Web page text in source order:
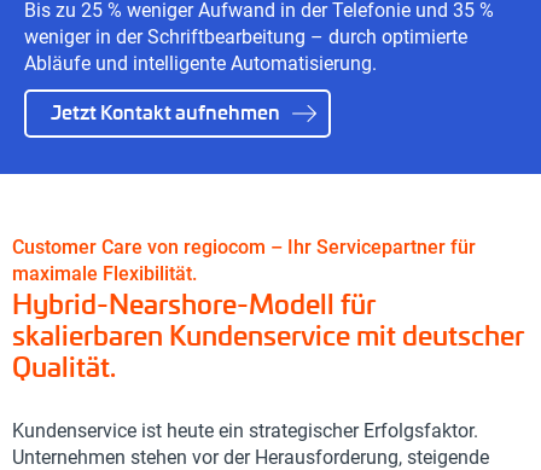
Bis zu 25 % weniger Aufwand in der Telefonie und 35 %
weniger in der Schriftbearbeitung – durch optimierte
Abläufe und intelligente Automatisierung.
Jetzt Kontakt aufnehmen
Customer Care von regiocom – Ihr Servicepartner für
maximale Flexibilität.
Hybrid-Nearshore-Modell für
skalierbaren Kundenservice mit deutscher
Qualität.
Kundenservice ist heute ein strategischer Erfolgsfaktor.
Unternehmen stehen vor der Herausforderung, steigende